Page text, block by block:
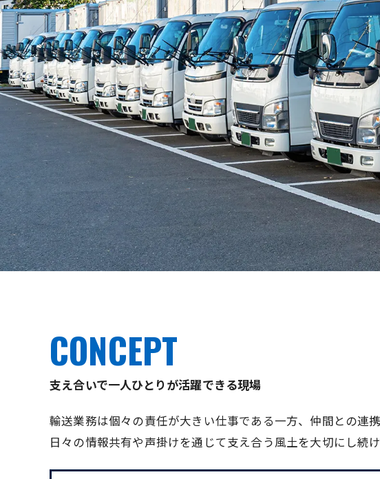
支え合いで一人ひとりが活躍できる現場
CONCEPT
輸送業務は個々の責任が大きい仕事である一方、仲間との連
日々の情報共有や声掛けを通じて支え合う風土を大切にし続け